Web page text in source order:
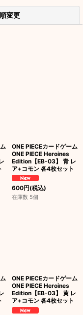
変更
ONE PIECEカードゲーム
ONE PIECE Heroines
Edition【EB-03】 青 レ
ア+コモン 各4枚セット
600円(税込)
在庫数 5個
ONE PIECEカードゲーム
ONE PIECE Heroines
Edition【EB-03】 黄 レ
ア+コモン 各4枚セット